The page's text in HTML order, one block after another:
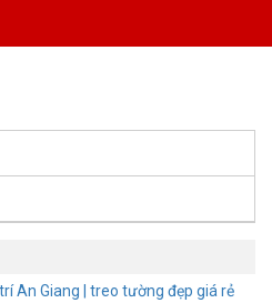
An Giang | treo tường đẹp giá rẻ